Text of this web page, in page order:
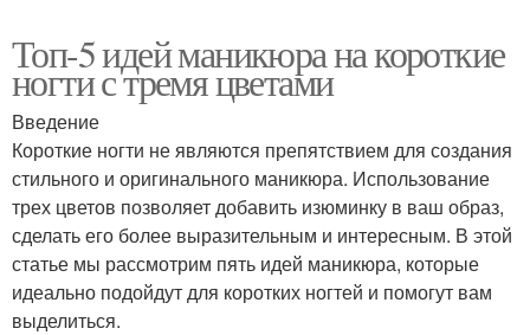
Топ-5 идей маникюра на короткие
ногти с тремя цветами
Введение
Короткие ногти не являются препятствием для создания
стильного и оригинального маникюра. Использование
трех цветов позволяет добавить изюминку в ваш образ,
сделать его более выразительным и интересным. В этой
статье мы рассмотрим пять идей маникюра, которые
идеально подойдут для коротких ногтей и помогут вам
выделиться.